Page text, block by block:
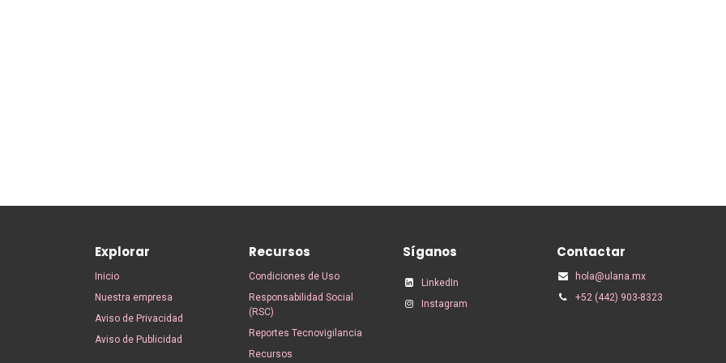
Explorar
Inicio
Nuestra empresa
Aviso de Privacidad
Aviso de Publicidad
Recursos
Condiciones de Uso
Responsabilidad Social
(RSC)
Reportes Tecnovigilancia
Recursos
Síganos
LinkedIn
Instagram
Contactar
hola@ulana.mx
+52 (442) 903-8323